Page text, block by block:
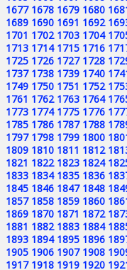
1677 1678 1679 1680
1689 1690 1691 1692
1701 1702 1703 1704
1713 1714 1715 1716
1725 1726 1727 1728
1737 1738 1739 1740
1749 1750 1751 1752
1761 1762 1763 1764
1773 1774 1775 1776
1785 1786 1787 1788
1797 1798 1799 1800
1809 1810 1811 1812
1821 1822 1823 1824
1833 1834 1835 1836
1845 1846 1847 1848
1857 1858 1859 1860
1869 1870 1871 1872
1881 1882 1883 1884
1893 1894 1895 1896
1905 1906 1907 1908
1917 1918 1919 1920